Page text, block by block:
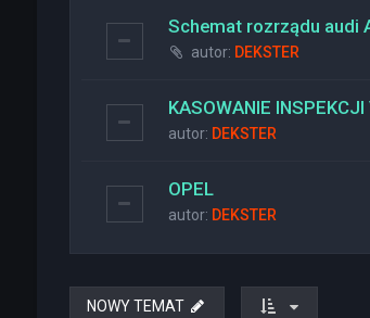
Schemat rozrządu audi
autor: DEKSTER
KASOWANIE INSPEKCJI
autor: DEKSTER
OPEL
autor: DEKSTER
NOWY TEMAT